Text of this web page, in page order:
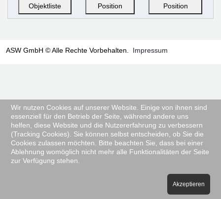
Objektliste
Position
Position
ASW GmbH © Alle Rechte Vorbehalten. Impressum
Wir nutzen Cookies auf unserer Website. Einige von ihnen sind
essenziell für den Betrieb der Seite, während andere uns
helfen, diese Website und die Nutzererfahrung zu verbessern
(Tracking Cookies). Sie können selbst entscheiden, ob Sie die
Cookies zulassen möchten. Bitte beachten Sie, dass bei einer
Ablehnung womöglich nicht mehr alle Funktionalitäten der Seite
zur Verfügung stehen.
Akzeptieren